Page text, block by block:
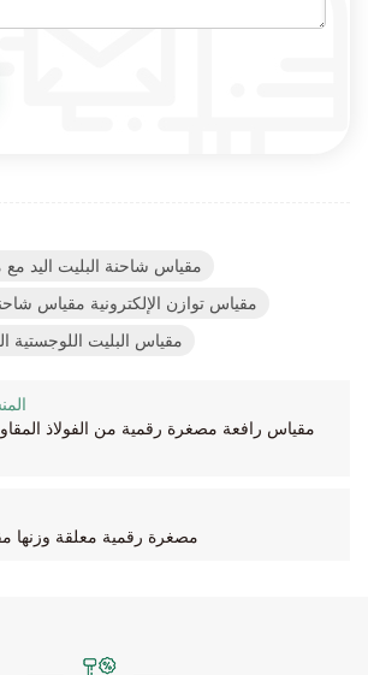
مقياس شاحنة البليت اليد
مقياس توازن الإلكترونية مقياس
مقياس البليت اللوجستية
مصغرة رقمية معلقة وزنها